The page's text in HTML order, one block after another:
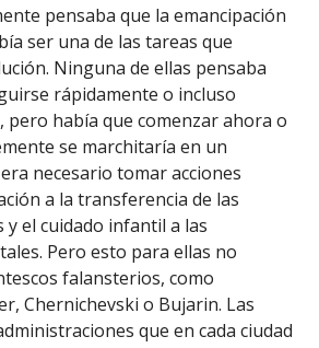
pensaba que la emancipación
ser una de las tareas que
Ninguna de ellas pensaba
rápidamente o incluso
pero había que comenzar ahora o
se marchitaría en un
necesario tomar acciones
a la transferencia de las
y el cuidado infantil a las
Pero esto para ellas no
falansterios, como
Chernichevski o Bujarin. Las
que en cada ciudad